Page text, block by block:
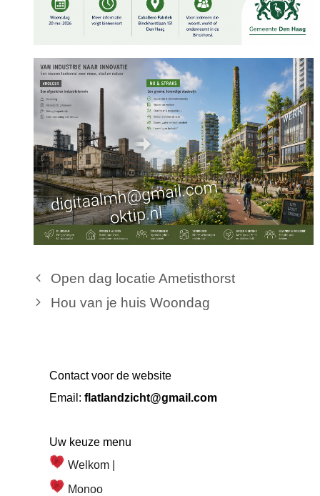
Open dag locatie Ametisthorst
Hou van je huis Woondag
Contact voor de website
Email: flatlandzicht@gmail.com
Uw keuze menu
Welkom |
Monoo